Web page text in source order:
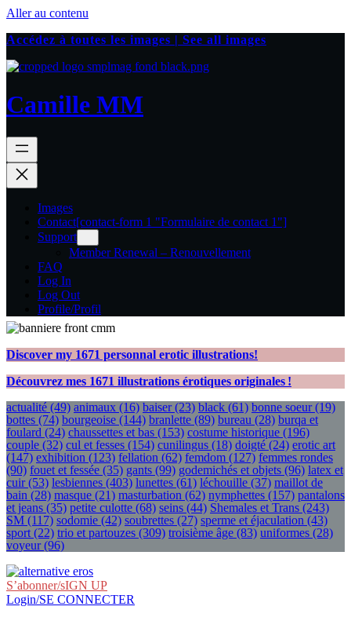
Aller au contenu
Accédez à toutes les images | See all images
Camille MM
Images
Contact[contact-form 1 "Formulaire de contact 1"]
Support
Member Renewal – Renouvellement
FAQ
Log In
Log Out
Profile/Profil
Discover my 1671 personnal erotic illustrations!
Découvrez mes 1671 illustrations érotiques originales !
actualité (49) animaux (16) baiser(23) black (61) bonne soeur(19)
bottes (74) bourgeoise (144) branlette (89) bureau (28) burqa et
foulard (24) chaussettes et bas (153) costume historique (196)
couple (32) cul et fesses (154) cunilingus (18) doigté (24) erotic art
(147) exhibition (123) fellation (62) femdom (127) femmes rondes
(90) fouet et fessée (35) gants (99) godemichés et objets (96) latex et
cuir(53) lesbiennes (403) lunettes (61) léchouille (37) maillot de
bain (28) masque (21) masturbation (62) nymphettes (157) pantalons
et jeans (35) petite culotte (68) seins (44) Shemales et Trans (243)
SM (117) sodomie (42) soubrettes (27) sperme et éjaculation (43)
sport (22) trio et partouzes (309) troisième âge (83) uniformes (28)
voyeur(96)
S’abonner/sIGN UP
Login/SE CONNECTER